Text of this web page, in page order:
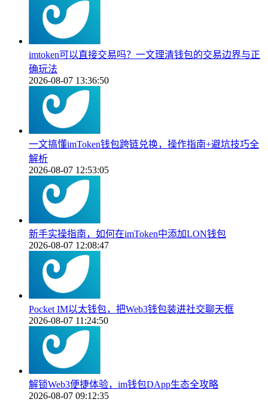
imtoken可以直接交易吗？一文理清钱包的交易边界与正
确玩法
2026-08-07 13:36:50
一文搞懂imToken钱包跨链兑换，操作指南+避坑技巧全
解析
2026-08-07 12:53:05
新手实操指南，如何在imToken中添加LON钱包
2026-08-07 12:08:47
Pocket IM以太钱包，把Web3钱包装进社交聊天框
2026-08-07 11:24:50
解锁Web3便捷体验，im钱包DApp生态全攻略
2026-08-07 09:12:35